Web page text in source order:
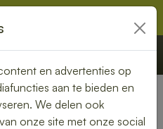
Offerte Bestellen
en advertenties op
aan te bieden en
We delen ook
onze site met onze social